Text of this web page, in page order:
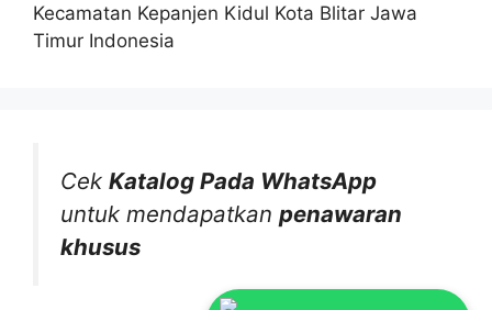
Kecamatan Kepanjen Kidul Kota Blitar Jawa
Timur Indonesia
Cek Katalog Pada WhatsApp
untuk mendapatkan penawaran
khusus